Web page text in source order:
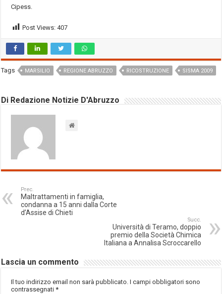
Cipess.
Post Views: 407
Tags MARSILIO REGIONE ABRUZZO RICOSTRUZIONE SISMA 2009
Di Redazione Notizie D'Abruzzo
Prec.
Maltrattamenti in famiglia,
condanna a 15 anni dalla Corte
d’Assise di Chieti
Succ.
Università di Teramo, doppio
premio della Società Chimica
Italiana a Annalisa Scroccarello
Lascia un commento
Il tuo indirizzo email non sarà pubblicato. I campi obbligatori sono
contrassegnati*